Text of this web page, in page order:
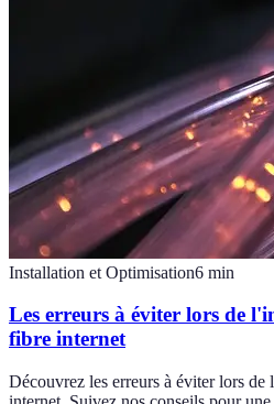
Installation et Optimisation6 min
Les erreurs à éviter lors de
fibre internet
Découvrez les erreurs à éviter lors